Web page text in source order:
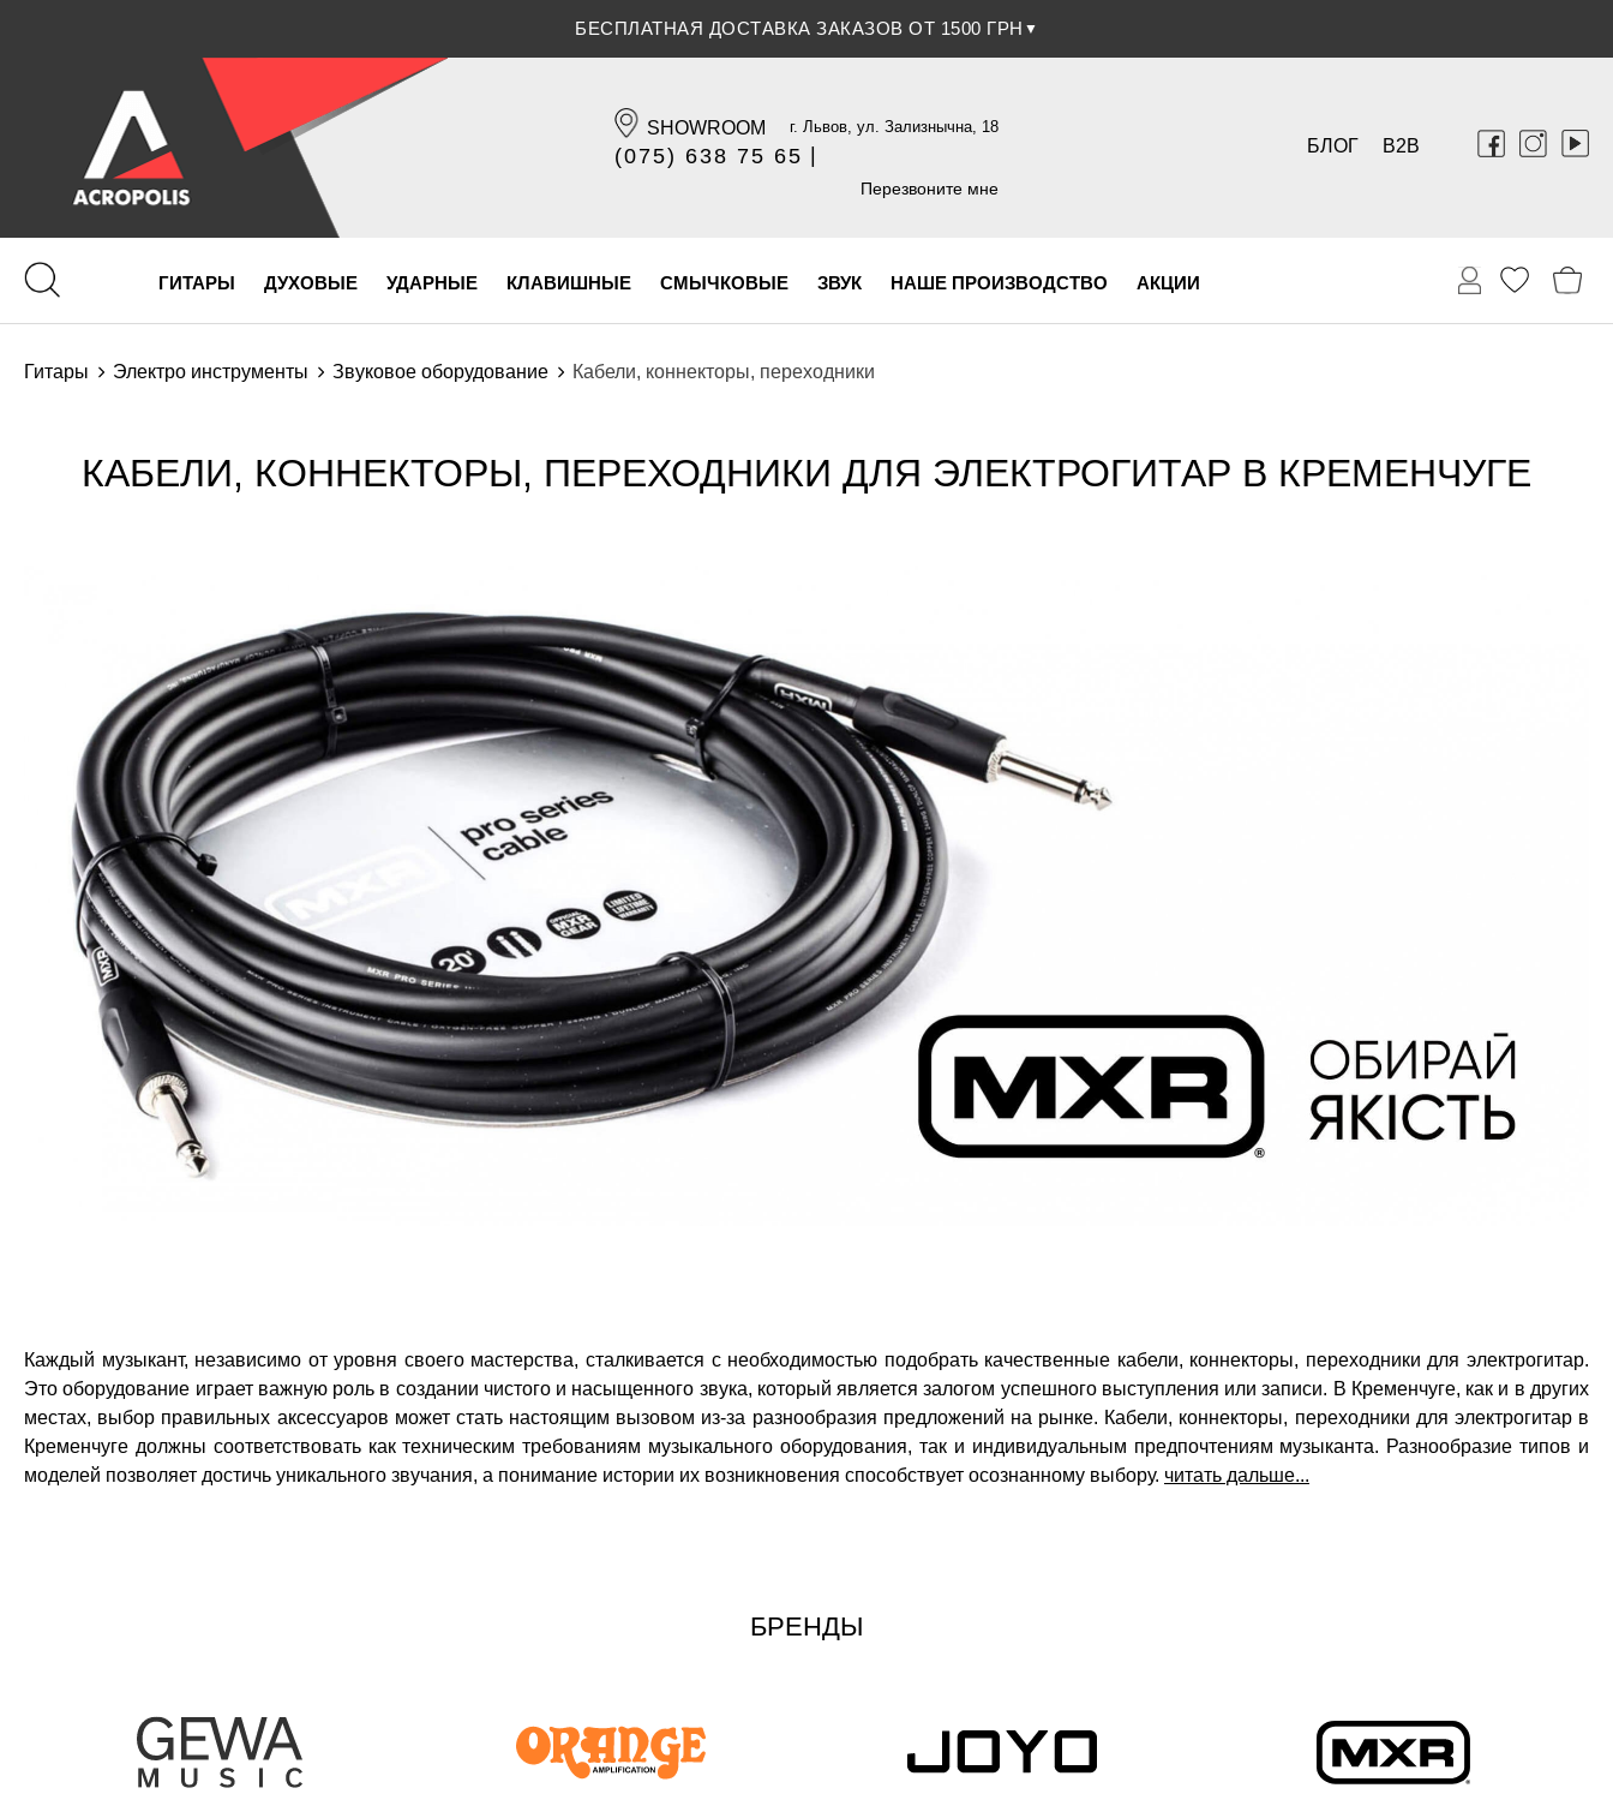
СКИДКА 5% ПРИ ОПЛАТЕ БАНКОВСКОЙ КАРТОЧКОЙ
SHOWROOM г. Львов, ул. Зализнычна, 18
(075) 638 75 65
(096) 609 84 32
Перезвоните мне
B2B
БЛОГ
ГИТАРЫ ДУХОВЫЕ УДАРНЫЕ КЛАВИШНЫЕ СМЫЧКОВЫЕ ЗВУК НАШЕ ПРОИЗВОДСТВО АКЦИИ
Гитары Электро инструменты Звуковое оборудование Кабели, коннекторы, переходники
КАБЕЛИ, КОННЕКТОРЫ, ПЕРЕХОДНИКИ ДЛЯ ЭЛЕКТРОГИТАР В КРЕМЕНЧУГЕ
Каждый музыкант, независимо от уровня своего мастерства, сталкивается с необходимостью подобрать качественные кабели, коннекторы, переходники для электрогитар.
Это оборудование играет важную роль в создании чистого и насыщенного звука, который является залогом успешного выступления или записи. В Кременчуге, как и в других
местах, выбор правильных аксессуаров может стать настоящим вызовом из-за разнообразия предложений на рынке. Кабели, коннекторы, переходники для электрогитар в
Кременчуге должны соответствовать как техническим требованиям музыкального оборудования, так и индивидуальным предпочтениям музыканта. Разнообразие типов и
моделей позволяет достичь уникального звучания, а понимание истории их возникновения способствует осознанному выбору. читать дальше...
БРЕНДЫ